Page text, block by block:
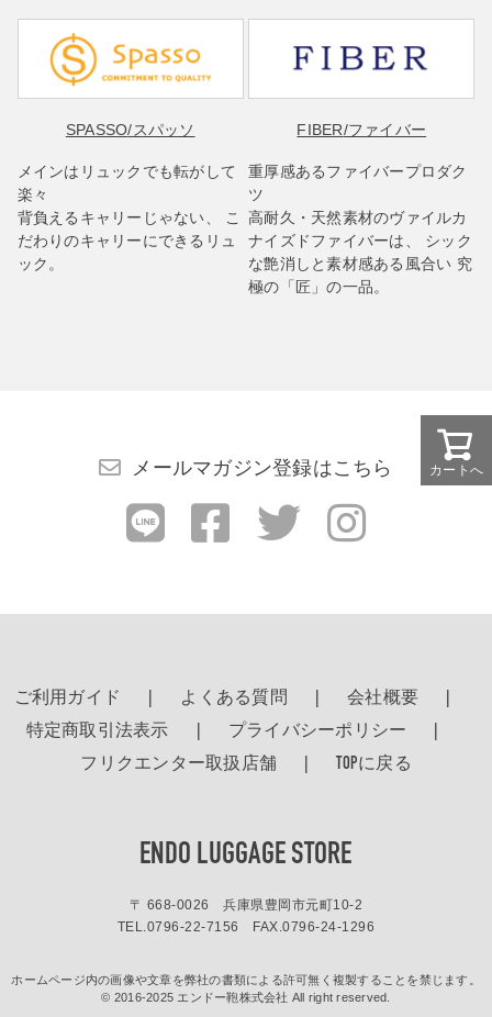
カートへ
SPASSO/スパッソ
メインはリュックでも転がして
楽々
背負えるキャリーじゃない、 こ
だわりのキャリーにできるリュ
ック。
FIBER/ファイバー
重厚感あるファイバープロダク
ツ
高耐久・天然素材のヴァイルカ
ナイズドファイバーは、 シック
な艶消しと素材感ある風合い 究
極の「匠」の一品。
メールマガジン登録はこちら
ご利用ガイド よくある質問
会社概要
特定商取引法表示
プライバシーポリシー
フリクエンター取扱店舗
TOPに戻る
ENDO LUGGAGE STORE
〒 668-0026 兵庫県豊岡市元町10-2
TEL.0796-22-7156 FAX.0796-24-1296
ホームページ内の画像や文章を弊社の書類による許可無く複製することを禁じます。
© 2016-2025 エンドー鞄株式会社 All right reserved.